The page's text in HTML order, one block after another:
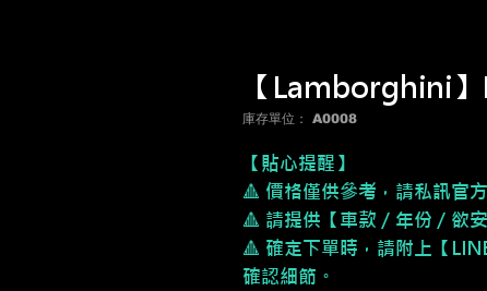
【Lamborghini
庫存單位： A0008
【貼心提醒】
🔺 價格僅供參考，請私訊官
🔺 請提供【車款／年份／欲
🔺 確定下單時，請附上【
確認細節。